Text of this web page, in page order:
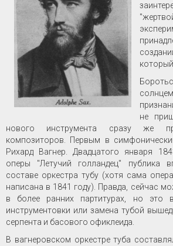
не
нового инструмента сразу же
композиторов. Первым в
Рихард Вагнер. Двадцатого января
оперы "Летучий голландец" публика
составе оркестра тубу (хотя сама
написана в 1841 году). Правда, сейчас
в более ранних партитурах, но это
инструментовки или замена тубой
серпента и басового офиклеида.
В вагнеровском оркестре туба